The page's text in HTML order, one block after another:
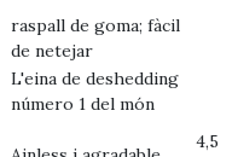
raspall de goma; fàcil
de netejar
L'eina de deshedding
número 1 del món
4,5